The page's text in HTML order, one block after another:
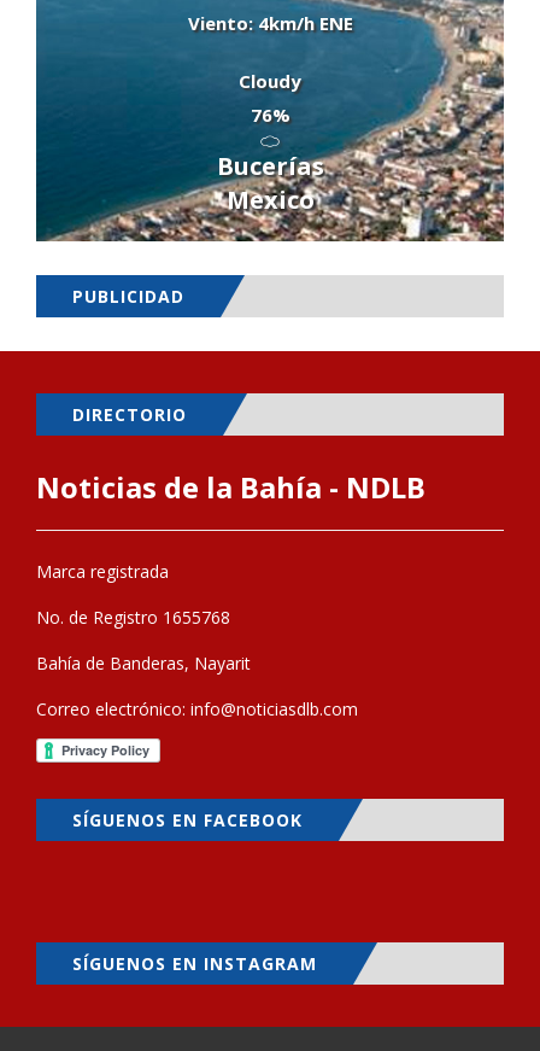
Viento: 4km/h ENE
Cloudy
76%
Bucerías
Mexico
PUBLICIDAD
DIRECTORIO
Noticias de la Bahía - NDLB
Marca registrada
No. de Registro 1655768
Bahía de Banderas, Nayarit
Correo electrónico: info@noticiasdlb.com
SÍGUENOS EN FACEBOOK
SÍGUENOS EN INSTAGRAM